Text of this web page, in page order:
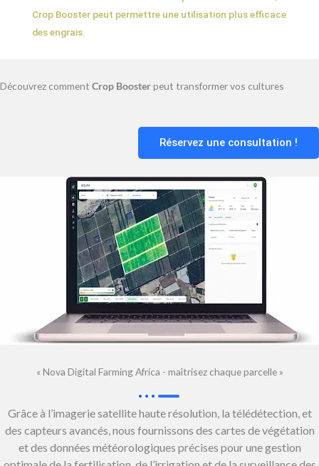
Crop Booster peut permettre une utilisation plus efficace
des engrais.
Découvrez comment Crop Boosterpeut transformer vos cultures
Réservez une consultation !
« Nova Digital Farming Africa - maîtrisez chaque parcelle »
Grâce à l’imagerie satellite haute résolution, la télédétection, et
des capteurs avancés, nous fournissons des cartes de végétation
et des données météorologiques précises pour une gestion